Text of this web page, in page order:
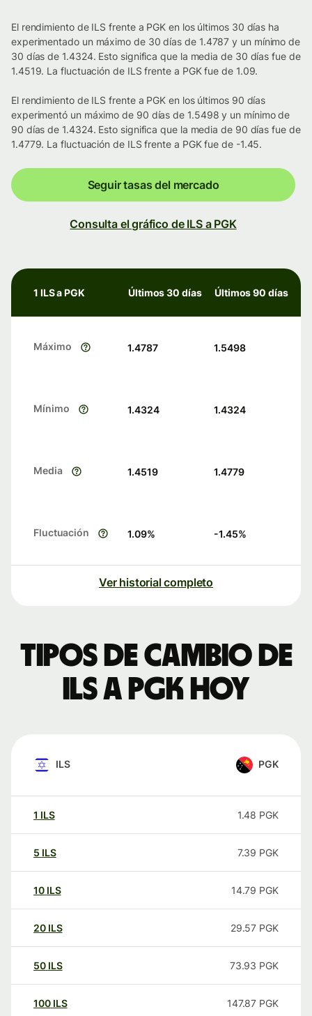
El rendimiento de ILS frente a PGK en los últimos 30 días ha
experimentado un máximo de 30 días de 1.4787 y un mínimo de
30 días de 1.4324. Esto significa que la media de 30 días fue de
1.4519. La fluctuación de ILS frente a PGK fue de 1.09.
El rendimiento de ILS frente a PGK en los últimos 90 días
experimentó un máximo de 90 días de 1.5498 y un mínimo de
90 días de 1.4324. Esto significa que la media de 90 días fue de
1.4779. La fluctuación de ILS frente a PGK fue de -1.45.
Seguir tasas del mercado
Consulta el gráfico de ILS a PGK
1 ILS a PGK Últimos 30 días Últimos 90 días
Máximo 1.4787 1.5498
Mínimo 1.4324 1.4324
Media 1.4519 1.4779
Fluctuación 1.09% -1.45%
Ver historial completo
Tipos de cambio de
ILS a PGK hoy
ILS PGK
1 ILS 1.48 PGK
5 ILS 7.39 PGK
10 ILS 14.79 PGK
20 ILS 29.57 PGK
50 ILS 73.93 PGK
100 ILS 147.87 PGK